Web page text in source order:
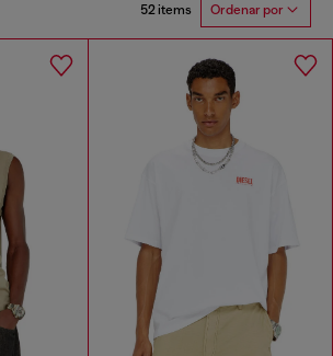
52 items Ordenar por